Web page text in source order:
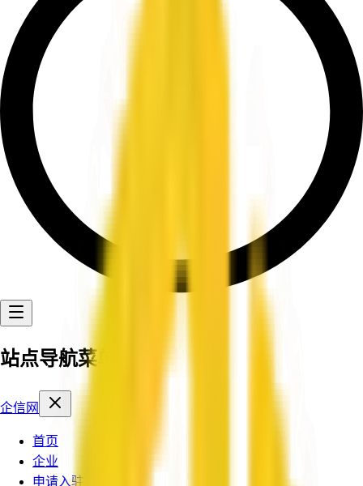
站点导航菜单
企信网
首页
企业
申请入驻